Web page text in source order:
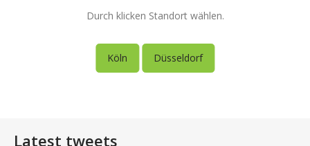
Durch klicken Standort wählen.
Köln Düsseldorf
Latest tweets